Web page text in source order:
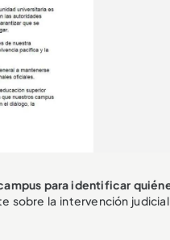
para identificar
sobre la intervención